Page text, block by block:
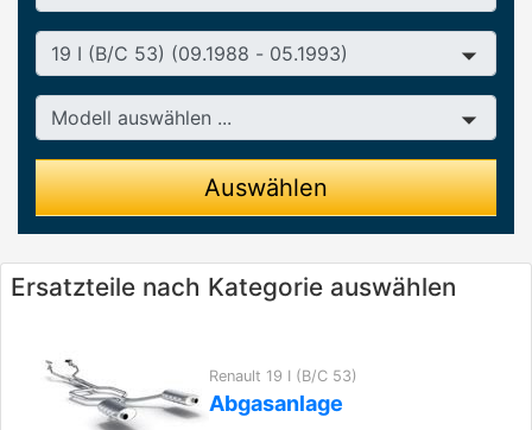
Baureihe
Modell
Auswählen
Ersatzteile nach Kategorie auswählen
Renault 19 I (B/C 53)
Abgasanlage